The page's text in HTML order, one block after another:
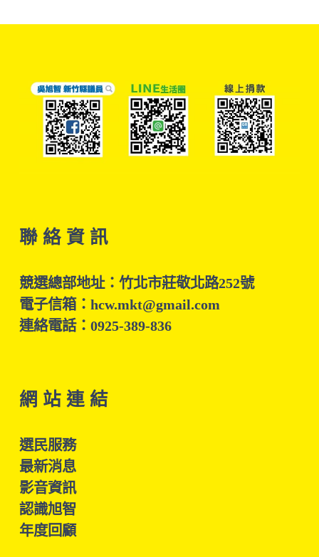
聯 絡 資 訊
競選總部地址：竹北市莊敬北路252號
電子信箱：hcw.mkt@gmail.com
連絡電話：0925-389-836
網 站 連 結
選民服務
最新消息
影音資訊
認識旭智
年度回顧